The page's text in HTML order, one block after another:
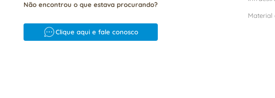
Não encontrou o que estava procurando?
Clique aqui e fale conosco
Material